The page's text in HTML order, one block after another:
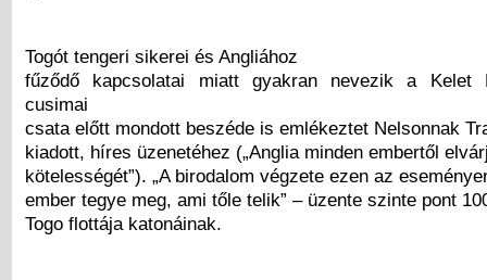
Togót tengeri sikerei és Angliához
fűződő kapcsolatai miatt gyakran nevezik a Kelet
cusimai
csata előtt mondott beszéde is emlékeztet Nelsonnak
kiadott, híres üzenetéhez („Anglia minden embertől
kötelességét”). „A birodalom végzete ezen az
ember tegye meg, ami tőle telik” – üzente szinte pont
Togo flottája katonáinak.